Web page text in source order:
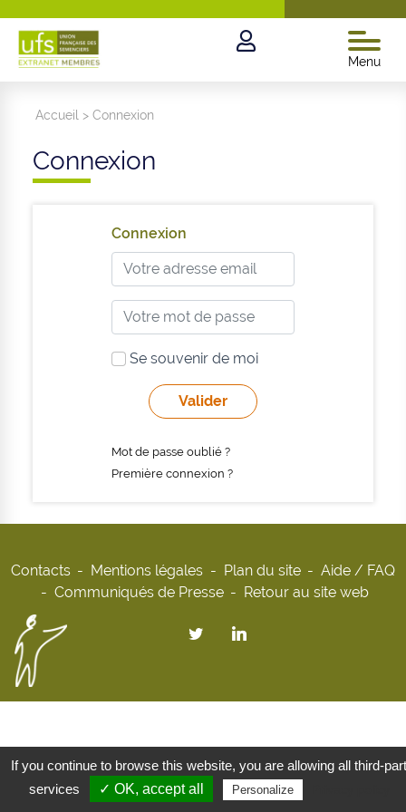
Menu
Accueil >Connexion
Connexion
Connexion
Se souvenir de moi
Mot de passe oublié ?
Première connexion ?
Contacts Mentions légales Plan du site
Aide / FAQ
Communiqués de Presse
Retour au site web
If you continue to browse this website, you are allowing all third-
services
✓ OK, accept all Personalize